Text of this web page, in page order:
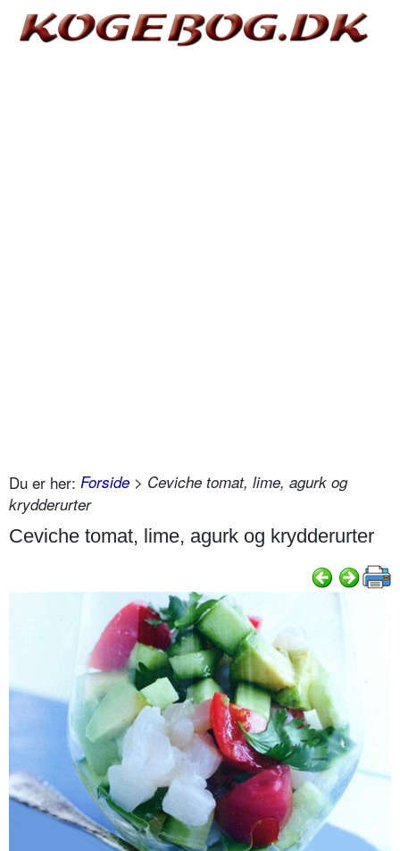
Du er her: Forside > Ceviche tomat, lime, agurk og
krydderurter
Ceviche tomat, lime, agurk og krydderurter